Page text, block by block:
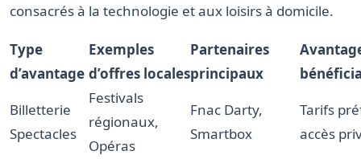
consacrés à la technologie et aux loisirs à domicile.
Type
d’avantage
Exemples
d’offres locales
Partenaires
principaux
Billetterie
Spectacles
Festivals
régionaux,
Opéras
Fnac Darty,
Smartbox
Tarifs
accès